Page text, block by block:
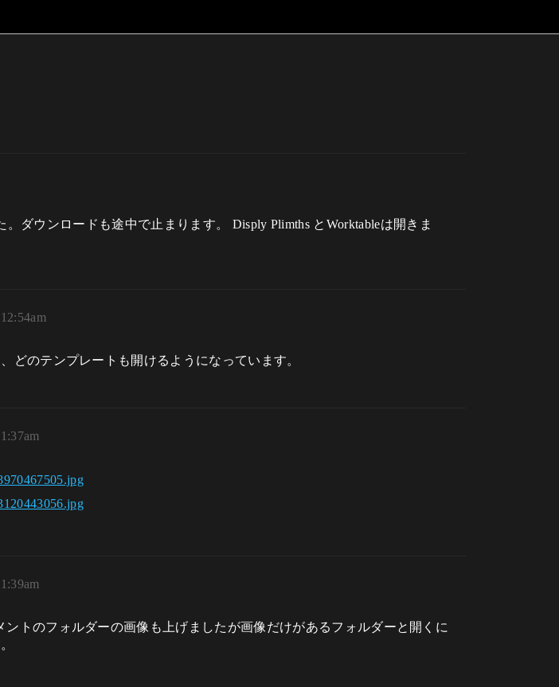
ダウンロードも途中で止まります。 Disply Plimths とWorktableは開きま
どのテンプレートも開けるようになっています。
トのフォルダーの画像も上げましたが画像だけがあるフォルダーと開くに